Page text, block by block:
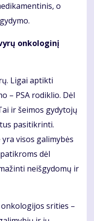
o
onkologinį
Ligai aptikti
– PSA rodiklio. Dėl
ir šeimos gydytojų
pasitikrinti.
visos galimybės
dėl
neišgydomų ir
srities –